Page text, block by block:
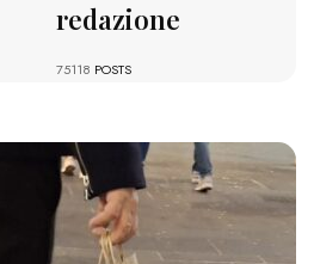
redazione
75118 POSTS